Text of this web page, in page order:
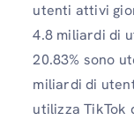
utenti attivi
4.8 miliardi di
20.83% sono
miliardi di
utilizza TikTok